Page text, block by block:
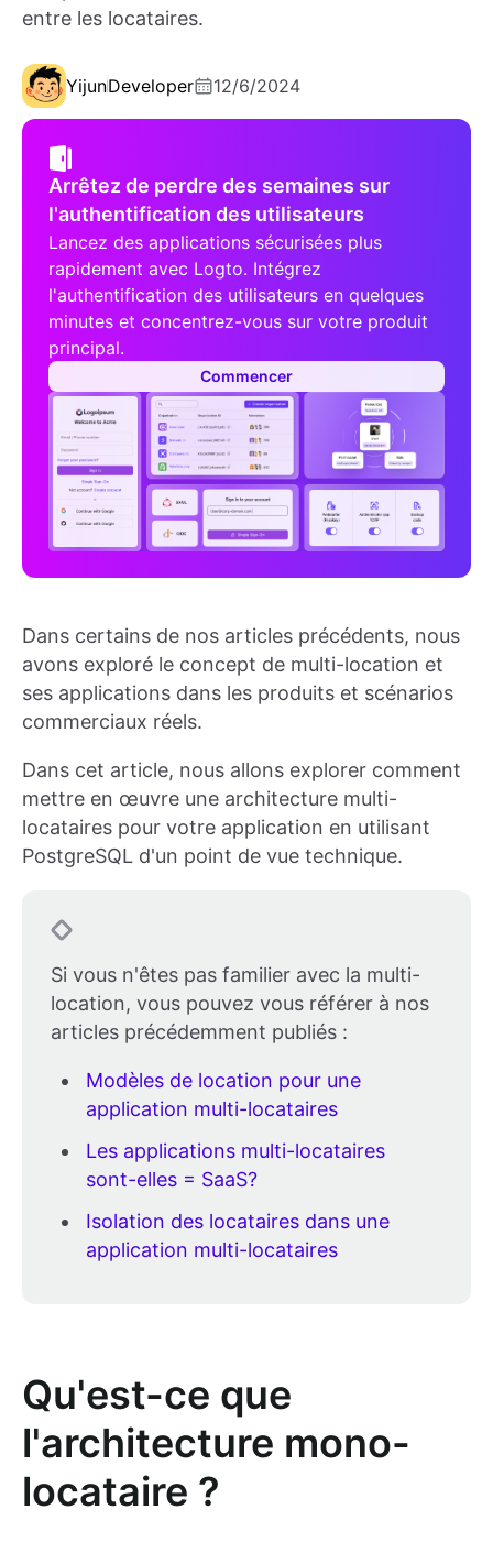
entre les locataires.
YijunDeveloper 12/6/2024
Arrêtez de perdre des semaines sur
l'authentification des utilisateurs
Lancez des applications sécurisées plus
rapidement avec Logto. Intégrez
l'authentification des utilisateurs en quelques
minutes et concentrez-vous sur votre produit
principal.
Commencer
Dans certains de nos articles précédents, nous
avons exploré le concept de multi-location et
ses applications dans les produits et scénarios
commerciaux réels.
Dans cet article, nous allons explorer comment
mettre en œuvre une architecture multi-
locataires pour votre application en utilisant
PostgreSQL d'un point de vue technique.
Si vous n'êtes pas familier avec la multi-
location, vous pouvez vous référer à nos
articles précédemment publiés :
Modèles de location pour une
application multi-locataires
Les applications multi-locataires
sont-elles = SaaS?
Isolation des locataires dans une
application multi-locataires
Qu'est-ce que
l'architecture mono-
locataire ?